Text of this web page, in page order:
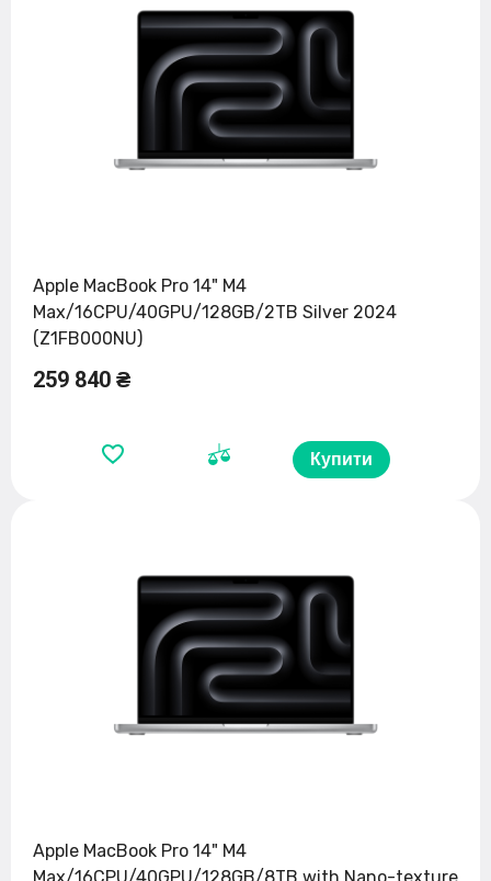
Apple MacBook Pro 14" M4
Max/16CPU/40GPU/128GB/2TB Silver 2024
(Z1FB000NU)
259 840 ₴
Купити
Apple MacBook Pro 14" M4